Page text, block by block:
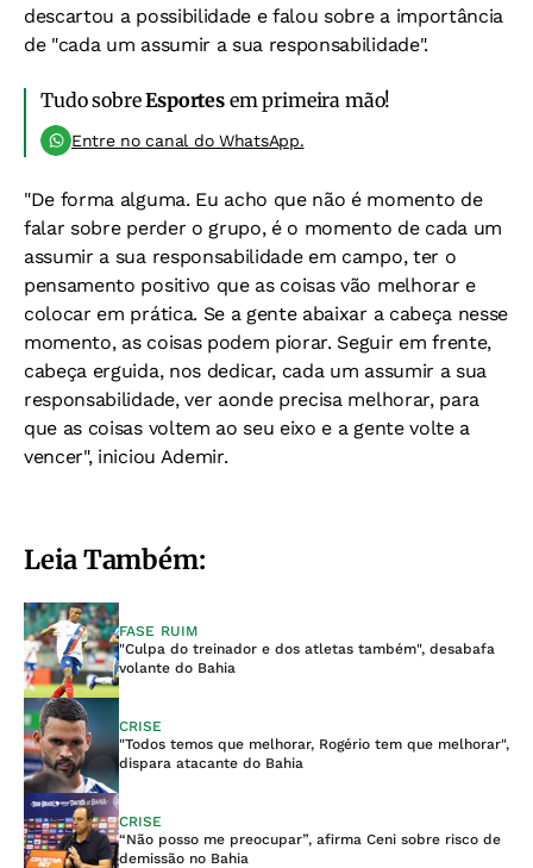
descartou a possibilidade e falou sobre a importância
de "cada um assumir a sua responsabilidade".
Tudo sobreEsportesem primeira mão!
Entre no canal do WhatsApp.
"De forma alguma. Eu acho que não é momento de
falar sobre perder o grupo, é o momento de cada um
assumir a sua responsabilidade em campo, ter o
pensamento positivo que as coisas vão melhorar e
colocar em prática. Se a gente abaixar a cabeça nesse
momento, as coisas podem piorar. Seguir em frente,
cabeça erguida, nos dedicar, cada um assumir a sua
responsabilidade, ver aonde precisa melhorar, para
que as coisas voltem ao seu eixo e a gente volte a
vencer", iniciou Ademir.
Leia Também:
FASE RUIM
"Culpa do treinador e dos atletas também", desabafa
volante do Bahia
CRISE
"Todos temos que melhorar, Rogério tem que melhorar",
dispara atacante do Bahia
CRISE
“Não posso me preocupar”, afirma Ceni sobre risco de
demissão no Bahia